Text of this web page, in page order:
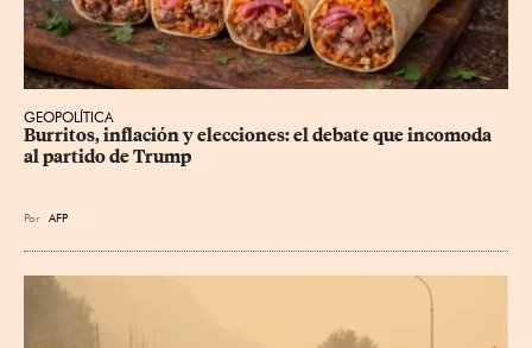
GEOPOLÍTICA
Burritos, inflación y elecciones: el debate que incomoda
al partido de Trump
Por AFP